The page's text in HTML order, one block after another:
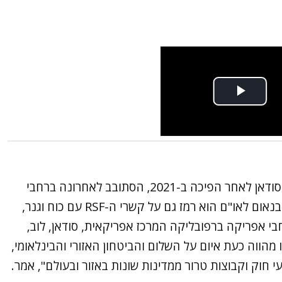
הגנרל בורהאן, שהיה המנהיג בפועל של סודאן לאחר הפיכה ב-2021, הסתובב לאחרונה ברחבי
העולם בניסיון להשיג תמיכה בינלאומית. בנאום לאו"ם הוא רמז גם על קשרי ה-RSF עם כוח וגנר,
אפריקה ברפובליקה המרכז אפריקאית, סודאן, לוב,
כעת איום על השלום והביטחון האזורי והבינלאומי,
וקבוצות טרור ממדינות שונות באזור ובעולם", אמר.